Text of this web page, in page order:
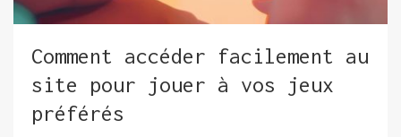
Comment accéder facilement au
site pour jouer à vos jeux
préférés